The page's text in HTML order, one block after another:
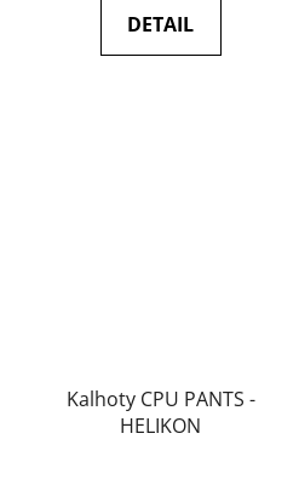
DETAIL
Kalhoty CPU PANTS -
HELIKON